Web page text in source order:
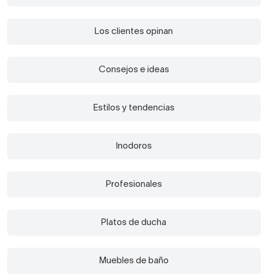
Los clientes opinan
Consejos e ideas
Estilos y tendencias
Inodoros
Profesionales
Platos de ducha
Muebles de baño